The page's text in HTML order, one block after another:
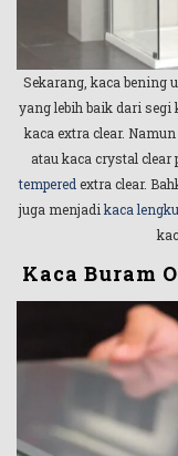
Sekarang, kaca bening
yang lebih baik dari segi
kaca extra clear.
atau kaca crystal clear
tempered extra clear.
juga menjadi kaca
Kaca Buram